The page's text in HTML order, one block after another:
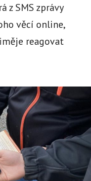
z SMS zprávy
věcí online,
reagovat